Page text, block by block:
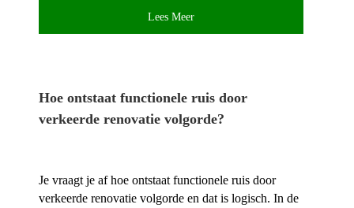
Lees Meer
Hoe ontstaat functionele ruis door
verkeerde renovatie volgorde?
Je vraagt je af hoe ontstaat functionele ruis door
verkeerde renovatie volgorde en dat is logisch.​ In de